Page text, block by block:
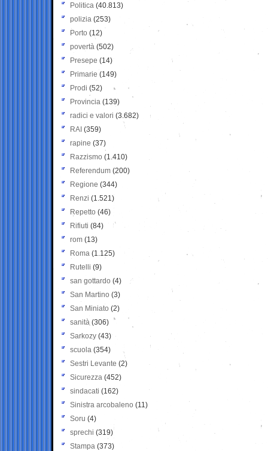
Politica (40.813)
polizia (253)
Porto (12)
povertà (502)
Presepe (14)
Primarie (149)
Prodi (52)
Provincia (139)
radici e valori (3.682)
RAI (359)
rapine (37)
Razzismo (1.410)
Referendum (200)
Regione (344)
Renzi (1.521)
Repetto (46)
Rifiuti (84)
rom (13)
Roma (1.125)
Rutelli (9)
san gottardo (4)
San Martino (3)
San Miniato (2)
sanità (306)
Sarkozy (43)
scuola (354)
Sestri Levante (2)
Sicurezza (452)
sindacati (162)
Sinistra arcobaleno (11)
Soru (4)
sprechi (319)
Stampa (373)